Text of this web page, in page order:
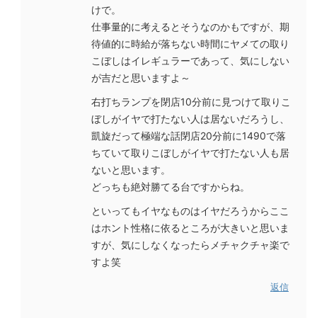
けで。
仕事量的に考えるとそうなのかもですが、期
待値的に時給が落ちない時間にヤメての取り
こぼしはイレギュラーであって、気にしない
が吉だと思いますよ～
右打ちランプを閉店10分前に見つけて取りこ
ぼしがイヤで打たない人は居ないだろうし、
凱旋だって極端な話閉店20分前に1490で落
ちていて取りこぼしがイヤで打たない人も居
ないと思います。
どっちも絶対勝てる台ですからね。
といってもイヤなものはイヤだろうからここ
はホント性格に依るところが大きいと思いま
すが、気にしなくなったらメチャクチャ楽で
すよ笑
返信